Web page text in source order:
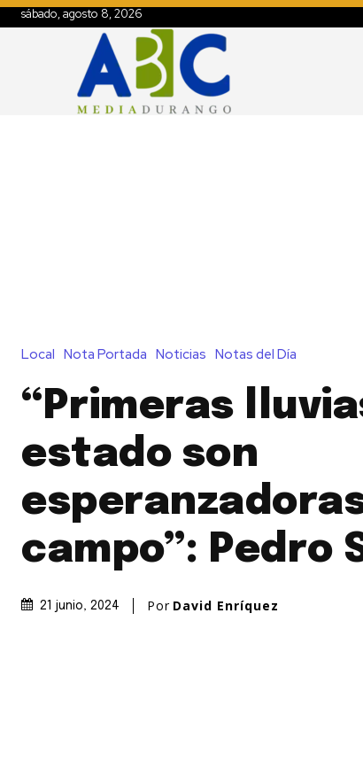
sábado, agosto 8, 2026
Local Nota Portada Noticias Notas del Día
“Primeras
estado son
campo”: Pedro
21 junio, 2024 Por David Enríquez